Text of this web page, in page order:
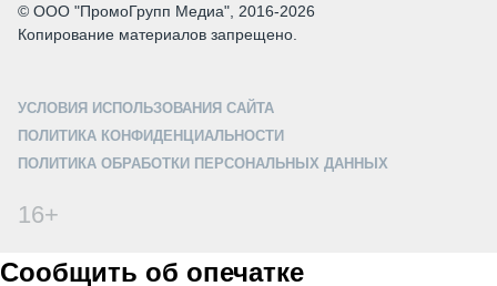
© ООО "ПромоГрупп Медиа", 2016-2026
Копирование материалов запрещено.
УСЛОВИЯ ИСПОЛЬЗОВАНИЯ САЙТА
ПОЛИТИКА КОНФИДЕНЦИАЛЬНОСТИ
ПОЛИТИКА ОБРАБОТКИ ПЕРСОНАЛЬНЫХ ДАННЫХ
16+
Сообщить об опечатке